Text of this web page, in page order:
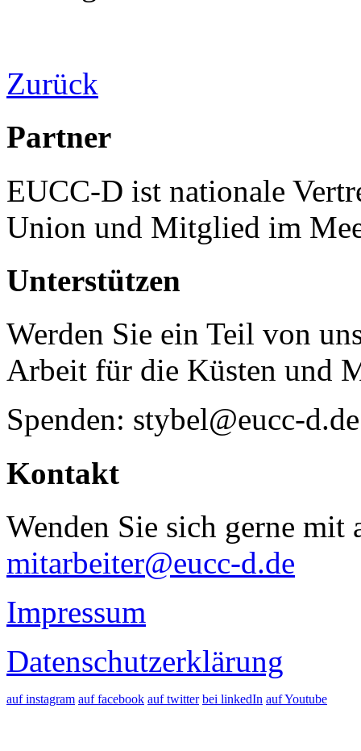
Zurück
Partner
EUCC-D ist nationale
Union und Mitglied im
Unterstützen
Werden Sie ein Teil von
Arbeit für die Küsten und
Spenden: stybel@eucc-d.de
Kontakt
Wenden Sie sich gerne mit
mitarbeiter@eucc-d.de
Impressum
Datenschutzerklärung
auf instagram auf facebook auf twitter bei linkedIn auf Youtube